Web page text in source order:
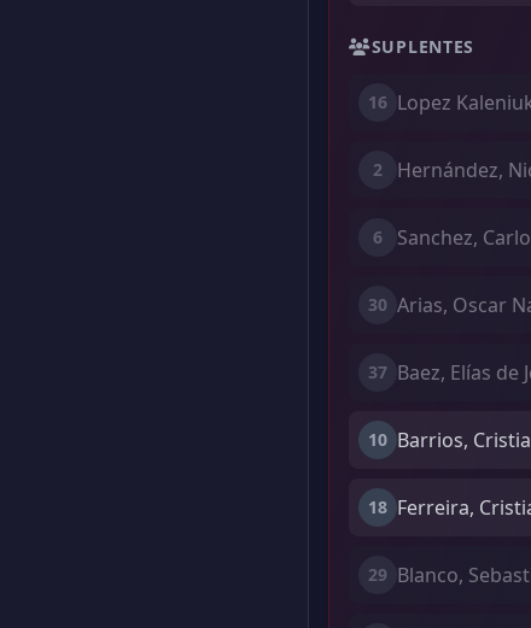
SUPLENTES
16 Lopez
2 Hernández,
6 Sanchez,
30 Arias, Oscar
37 Baez, Elías de
10 Barrios,
18 Ferreira,
29 Blanco,